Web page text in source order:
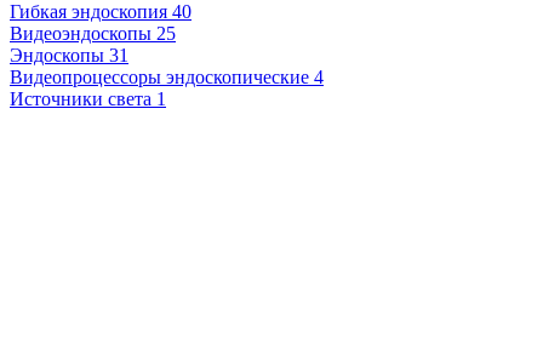
Гибкая эндоскопия 40
Видеоэндоскопы 25
Эндоскопы 31
Видеопроцессоры эндоскопические 4
Источники света 1